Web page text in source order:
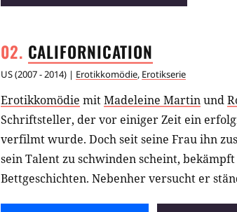
CALIFORNICATION
US(2007 - 2014) | Erotikkomödie, Erotikserie
Erotikkomödie mitMadeleine Martinund
Schriftsteller, der vor einiger Zeit ein
verfilmt wurde. Doch seit seine Frau ihn
sein Talent zu schwinden scheint,
Bettgeschichten. Nebenher versucht er